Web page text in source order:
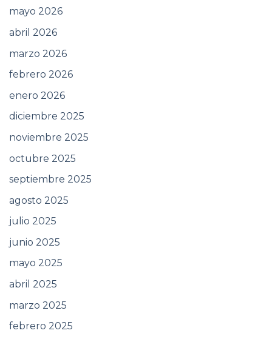
mayo 2026
abril 2026
marzo 2026
febrero 2026
enero 2026
diciembre 2025
noviembre 2025
octubre 2025
septiembre 2025
agosto 2025
julio 2025
junio 2025
mayo 2025
abril 2025
marzo 2025
febrero 2025